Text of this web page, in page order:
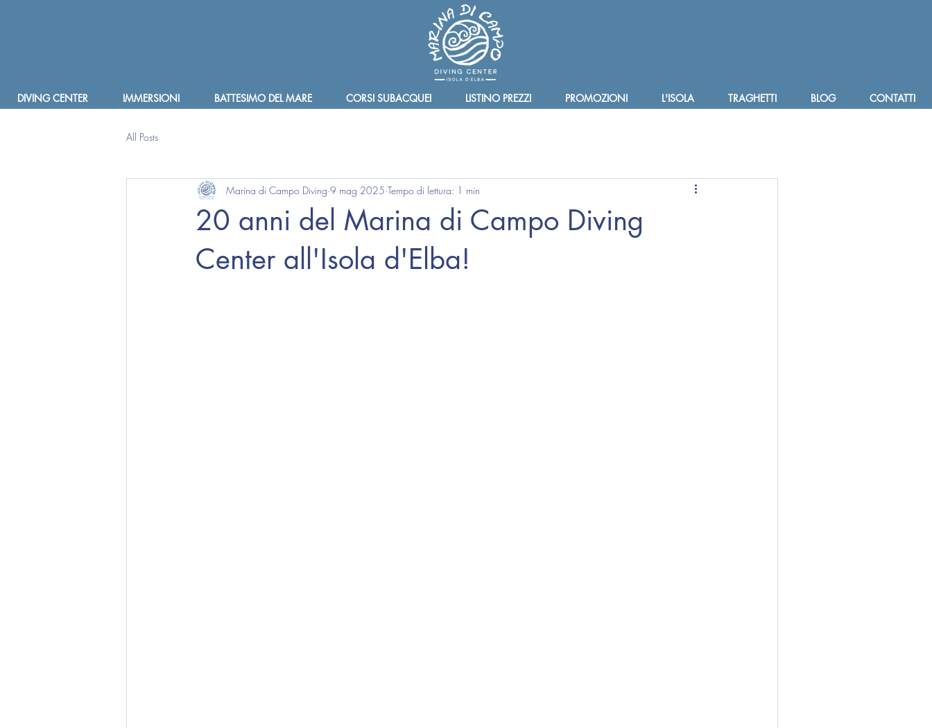
DIVING CENTER IMMERSIONI BATTESIMO DEL MARE CORSI SUBACQUEI LISTINO PREZZI PROMOZIONI L'ISOLA TRAGHETTI BLOG CONTATTI
All Posts
20 anni del Marina di Campo Diving
Center all'Isola d'Elba!
Marina di Campo Diving 9 mag 2025 Tempo di lettura: 1 min